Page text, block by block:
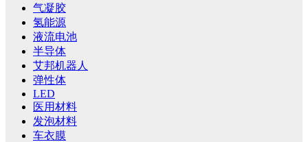
气凝胶
氢能源
液流电池
半导体
艾邦机器人
弹性体
LED
医用材料
发泡材料
车衣膜